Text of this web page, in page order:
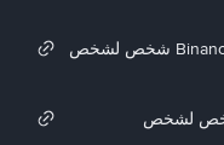
شخص لشخص